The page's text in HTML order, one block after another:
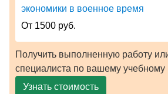
экономики в военное время
От 1500 руб.
Получить выполненную работу
специалиста по вашему учебному
Узнать стоимость